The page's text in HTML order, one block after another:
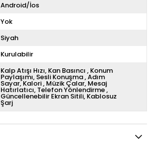
Android/İos
Yok
Siyah
Kurulabilir
Kalp Atışı Hızı Kan Basıncı Konum
Paylaşımı Sesli Konuşma Adım
Sayar Kalori Müzik Çalar Mesaj
Hatırlatıcı Telefon Yönlendirme
Güncellenebilir Ekran Sitili Kablosuz
Şarj